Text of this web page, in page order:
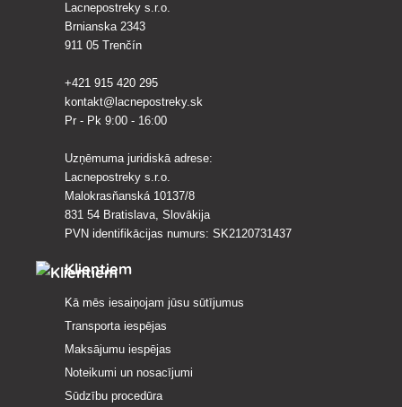
Lacnepostreky s.r.o.
Brnianska 2343
911 05 Trenčín
+421 915 420 295
kontakt@lacnepostreky.sk
Pr - Pk 9:00 - 16:00
Uzņēmuma juridiskā adrese:
Lacnepostreky s.r.o.
Malokrasňanská 10137/8
831 54 Bratislava, Slovākija
PVN identifikācijas numurs: SK2120731437
Klientiem
Kā mēs iesaiņojam jūsu sūtījumus
Transporta iespējas
Maksājumu iespējas
Noteikumi un nosacījumi
Sūdzību procedūra